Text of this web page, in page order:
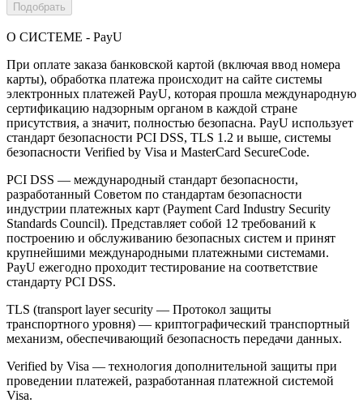
Подобрать
О СИСТЕМЕ - PayU
При оплате заказа банковской картой (включая ввод номера
карты), обработка платежа происходит на сайте системы
электронных платежей PayU, которая прошла международную
сертификацию надзорным органом в каждой стране
присутствия, а значит, полностью безопасна. PayU использует
стандарт безопасности PCI DSS, TLS 1.2 и выше, системы
безопасности Verified by Visa и MasterCard SecureCode.
PCI DSS — международный стандарт безопасности,
разработанный Советом по стандартам безопасности
индустрии платежных карт (Payment Card Industry Security
Standards Council). Представляет собой 12 требований к
построению и обслуживанию безопасных систем и принят
крупнейшими международными платежными системами.
PayU ежегодно проходит тестирование на соответствие
стандарту PCI DSS.
TLS (transport layer security — Протокол защиты
транспортного уровня) — криптографический транспортный
механизм, обеспечивающий безопасность передачи данных.
Verified by Visa — технология дополнительной защиты при
проведении платежей, разработанная платежной системой
Visa.